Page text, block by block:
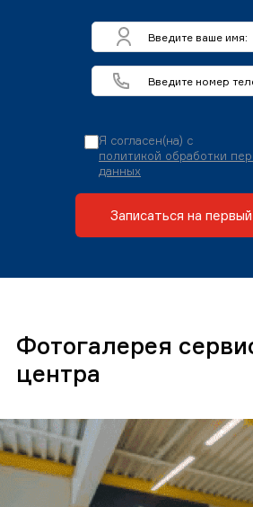
Я согласен(на) с
политикой обработки
данных
Записаться на
Фотогалерея
центра